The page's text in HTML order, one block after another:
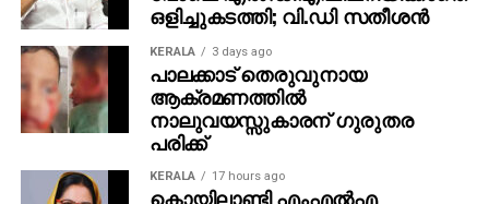
ഒളിച്ചുകടത്തി; വി.ഡി സതീശന്‍
KERALA 3 days ago
പാലക്കാട് തെരുവുനായ
ആക്രമണത്തില്‍
നാലുവയസ്സുകാരന് ഗുരുതര
പരിക്ക്
KERALA 17 hours ago
കൊയിലാണ്ടി എംഎല്‍എ